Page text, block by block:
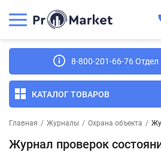
8-800-201-66-76
КАТАЛОГ ТОВАРОВ
Главная / Журналы / Охрана объекта /
Журнал проверок